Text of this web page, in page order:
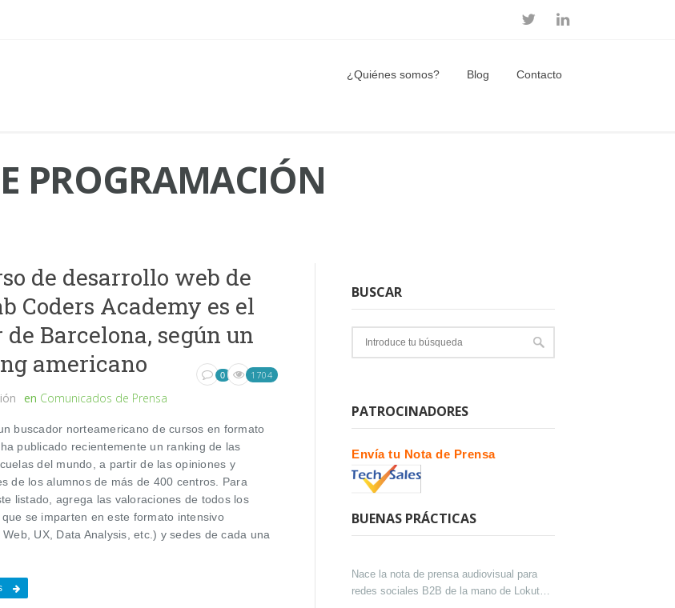
¿Quiénes somos? Blog Contacto
PROGRAMACIÓN
de desarrollo web de
Coders Academy es el
de Barcelona, según un
americano
en Comunicados de Prensa
0 1704
buscador norteamericano de cursos en formato
publicado recientemente un ranking de las
del mundo, a partir de las opiniones y
de los alumnos de más de 400 centros. Para
listado, agrega las valoraciones de todos los
se imparten en este formato intensivo
UX, Data Analysis, etc.) y sedes de cada una
BUSCAR
PATROCINADORES
Envía tu Nota de Prensa
BUENAS PRÁCTICAS
Nace la nota de prensa audiovisual para
redes sociales B2B de la mano de Lokutor